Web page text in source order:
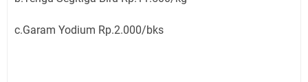
c.Garam Yodium Rp.2.000/bks